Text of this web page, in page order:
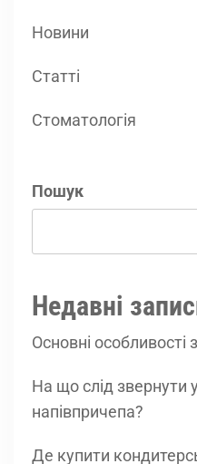
Новини
Статті
Стоматологія
Пошук
Недавні
Основні
На що слід звернути
напівпричепа?
Де купити